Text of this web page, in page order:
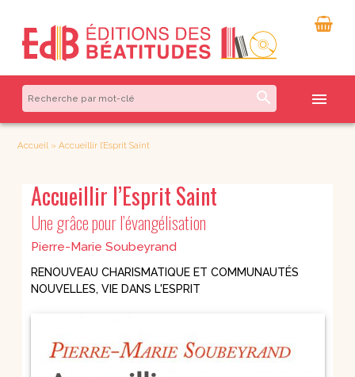
search menu
Accueil» Accueillir l’Esprit Saint
Accueillir l’Esprit Saint
Une grâce pour l’évangélisation
Pierre-Marie Soubeyrand
RENOUVEAU CHARISMATIQUE ET COMMUNAUTÉS
NOUVELLES, VIE DANS L'ESPRIT